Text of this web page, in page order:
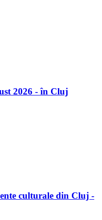
2026 - în Cluj
culturale din Cluj -